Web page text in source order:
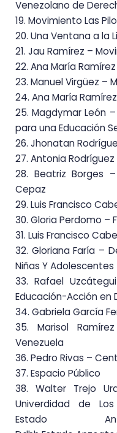
Venezolano de
19. Movimiento Las
20. Una Ventana a la
21. Jau Ramírez –
22. Ana María
23. Manuel Virgüez –
24. Ana María
25. Magdymar León
para una Educación
26. Jhonatan
27. Antonia
28. Beatriz Borges
Cepaz
29. Luis Francisco
30. Gloria Perdomo –
31. Luis Francisco
32. Gloriana Faría –
Niñas Y Adolescentes
33. Rafael
Educación-Acción en
34. Gabriela García
35. Marisol
Venezuela
36. Pedro Rivas –
37. Espacio Público
38. Walter Trejo
Univerdidad de
Estado